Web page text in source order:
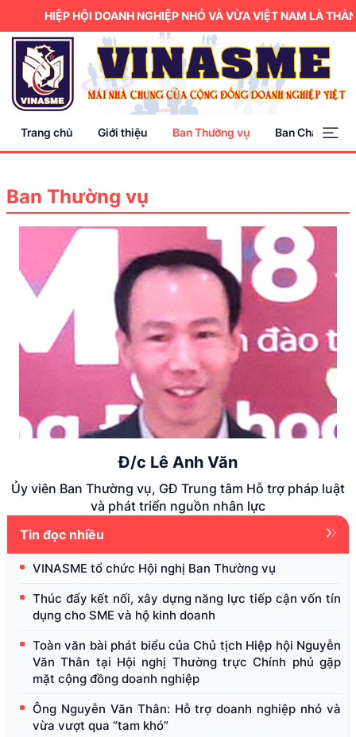
HIỆP HỘI DOANH NGHIỆP NHỎ VÀ VỪA VIỆT NAM LÀ
Trang chủ Giới thiệu Ban Thường vụ Ban Chấp hành
Ban Thường vụ
Đ/c Lê Anh Văn
Ủy viên Ban Thường vụ, GĐ Trung tâm Hỗ trợ pháp luật
và phát triển nguồn nhân lực
Tin đọc nhiều
VINASME tổ chức Hội nghị Ban Thường vụ
Thúc đẩy kết nối, xây dựng năng lực tiếp cận vốn tín
dụng cho SME và hộ kinh doanh
Toàn văn bài phát biểu của Chủ tịch Hiệp hội Nguyễn
Văn Thân tại Hội nghị Thường trực Chính phủ gặp
mặt cộng đồng doanh nghiệp
Ông Nguyễn Văn Thân: Hỗ trợ doanh nghiệp nhỏ và
vừa vượt qua “tam khó”